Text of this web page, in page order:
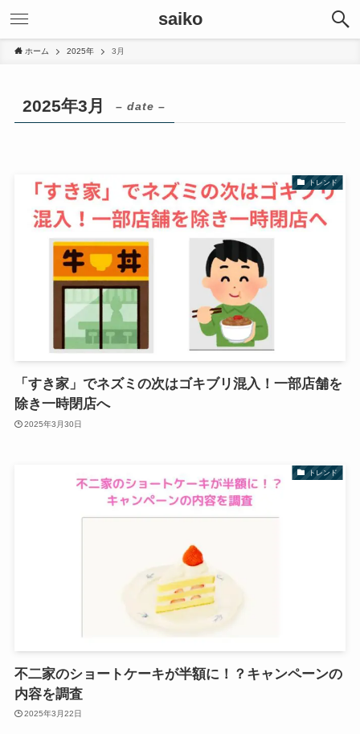
saiko
ホーム 2025年 3月
2025年3月 – date –
トレンド
「すき家」でネズミの次はゴキブリ混入！一部店舗を
除き一時閉店へ
2025年3月30日
トレンド
不二家のショートケーキが半額に！？キャンペーンの
内容を調査
2025年3月22日